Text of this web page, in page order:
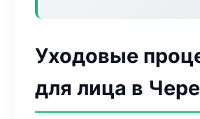
Уходовые
для лица в